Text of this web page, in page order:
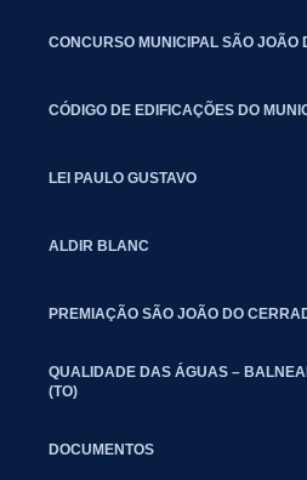
CONCURSO MUNICIPAL SÃO JOÃO
CÓDIGO DE EDIFICAÇÕES DO
LEI PAULO GUSTAVO
ALDIR BLANC
PREMIAÇÃO SÃO JOÃO DO
QUALIDADE DAS ÁGUAS –
(TO)
DOCUMENTOS